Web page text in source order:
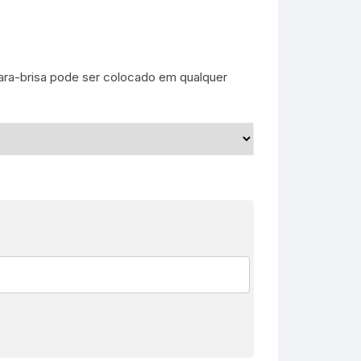
brisa pode ser colocado em qualquer